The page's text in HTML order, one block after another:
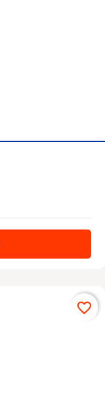
favorite_border